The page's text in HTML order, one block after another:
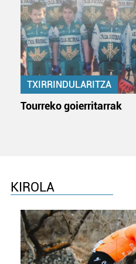
TXIRRINDULARITZA
Tourreko goierritarrak
KIROLA